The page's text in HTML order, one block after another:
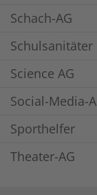
Schach-AG
Schulsanitäter
Science AG
Social-Media-
Sporthelfer
Theater-AG